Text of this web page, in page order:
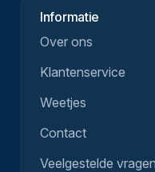
Informatie
Over ons
Klantenservice
Weetjes
Contact
Veelgestelde vragen